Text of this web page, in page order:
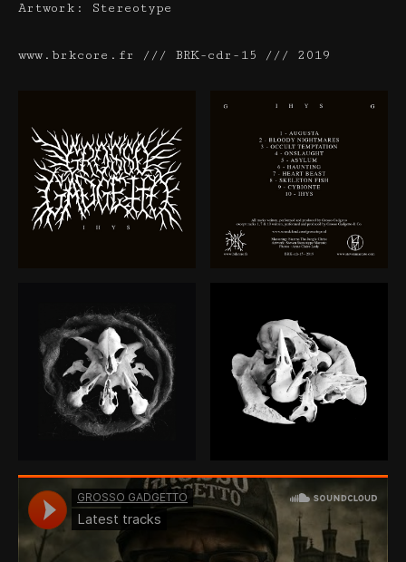
Artwork: Stereotype
www.brkcore.fr /// BRK-cdr-15 /// 2019